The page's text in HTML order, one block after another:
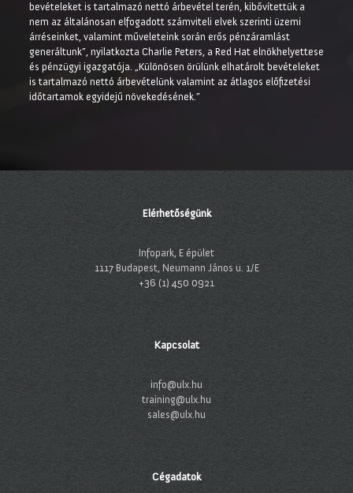
bevételeket is tartalmazó nettó árbevétel terén, kibővítettük a
nem az általánosan elfogadott számviteli elvek szerinti üzemi
árréseinket, valamint műveleteink során erős pénzáramlást
generáltunk”, nyilatkozta Charlie Peters, a Red Hat elnökhelyettese
és pénzügyi igazgatója. „Különösen örülünk elhatárolt bevételeket
is tartalmazó nettó árbevételünk valamint az átlagos előfizetési
időtartamok egyidejű növekedésének.”
Elérhetőségünk
Infopark, E épület
1117 Budapest, Neumann János u. 1/E
+36 (1) 450 0921
Kapcsolat
info@ulx.hu
training@ulx.hu
sales@ulx.hu
Cégadatok